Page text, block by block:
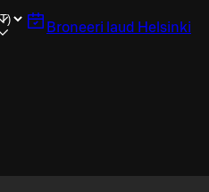
Broneeri laud Helsinki